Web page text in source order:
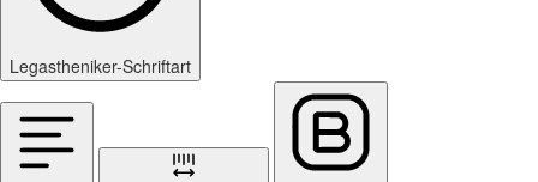
Legastheniker-Schriftart